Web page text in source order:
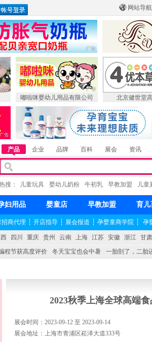
网站导航
嘟啦咪婴幼儿用品有限公司 北京健世堂
产品 企业 品牌 百科 展会 资讯
搜： 儿童玩具 婴幼儿奶粉 牛初乳 早教加盟 儿童
妇用品 婴童店 早教加盟 育儿
招商代理 ┆ 开店指导 ┆ 展会报道 ┆ 孕婴童商学院 ┆ 孕
四川 重庆 贵州 云南 上海 江苏 安徽 浙江 甘肃
程节获高度评价 冬天宝宝也会中暑 一胎剖了，二胎
较特殊。”
2023秋季上海全球高端
展会时间：2023-09-12 至 2023-09-14
展会地址：上海市青浦区崧泽大道333号